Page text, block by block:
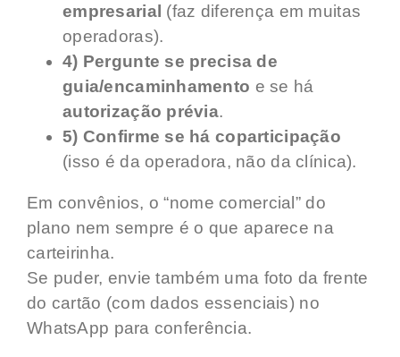
empresarial (faz diferença em muitas
operadoras).
4) Pergunte se precisa de
guia/encaminhamento e se há
autorização prévia.
5) Confirme se há coparticipação
(isso é da operadora, não da clínica).
Em convênios, o “nome comercial” do
plano nem sempre é o que aparece na
carteirinha.
Se puder, envie também uma foto da frente
do cartão (com dados essenciais) no
WhatsApp para conferência.